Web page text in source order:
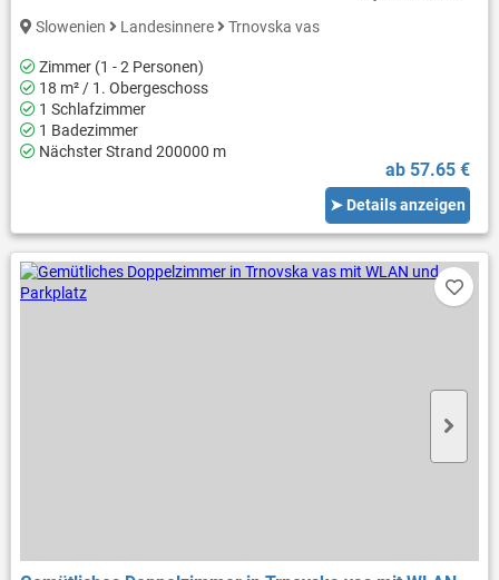
Slowenien Landesinnere Trnovska vas
Zimmer (1 - 2 Personen)
18 m² / 1. Obergeschoss
1 Schlafzimmer
1 Badezimmer
Nächster Strand 200000 m
ab 57.65 €
➤ Details anzeigen